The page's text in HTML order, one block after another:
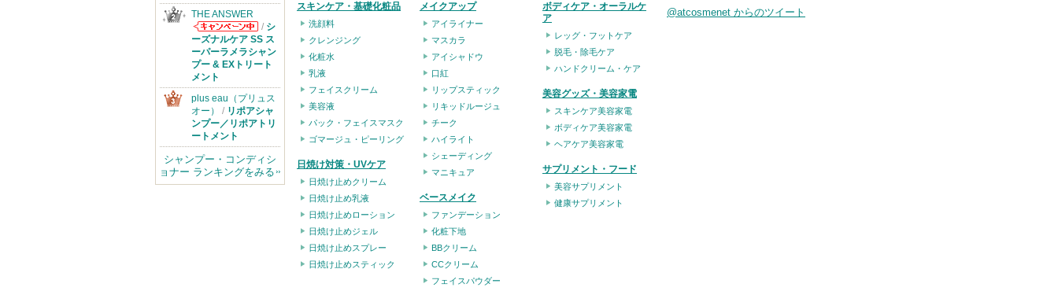
スキンケア・基礎化粧品
洗顔料
クレンジング
化粧水
乳液
フェイスクリーム
美容液
パック・フェイスマスク
ゴマージュ・ピーリング
日焼け対策・UVケア
日焼け止めクリーム
日焼け止め乳液
日焼け止めローション
日焼け止めジェル
日焼け止めスプレー
日焼け止めスティック
メイクアップ
アイライナー
マスカラ
アイシャドウ
口紅
リップスティック
リキッドルージュ
チーク
ハイライト
シェーディング
マニキュア
ベースメイク
ファンデーション
化粧下地
BBクリーム
CCクリーム
フェイスパウダー
ボディケア・オーラルケ
ア
レッグ・フットケア
脱毛・除毛ケア
ハンドクリーム・ケア
美容グッズ・美容家電
スキンケア美容家電
ボディケア美容家電
ヘアケア美容家電
サプリメント・フード
美容サプリメント
健康サプリメント
@atcosmenet からのツイート
THE ANSWER
THE ANSWER
からのお知らせ
があります
/ シ
ーズナルケア SS ス
ーパーラメラシャン
プー & EXトリート
メント
plus eau（プリュス
オー）
/ リポアシャ
ンプー／リポアトリ
ートメント
シャンプー・コンディシ
ョナー ランキングをみる